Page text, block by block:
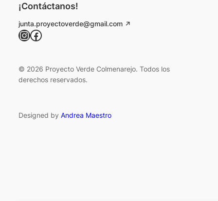
¡Contáctanos!
junta.proyectoverde@gmail.com
InstagramFacebook
© 2026 Proyecto Verde Colmenarejo. Todos los
derechos reservados.
Designed by Andrea Maestro